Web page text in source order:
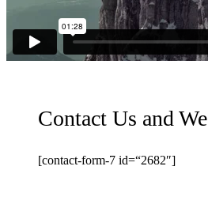
Contact Us and We
[contact-form-7 id=“2682″]